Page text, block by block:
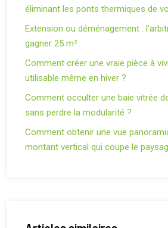
éliminant les ponts thermiques de
Extension ou déménagement :
gagner 25 m²
Comment créer une vraie pièce à
utilisable même en hiver ?
Comment occulter une baie vitrée
sans perdre la modularité ?
Comment obtenir une vue
montant vertical qui coupe le